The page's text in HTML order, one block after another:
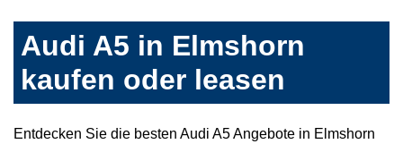
Audi A5 in Elmshorn
kaufen oder leasen
Entdecken Sie die besten Audi A5 Angebote in Elmshorn